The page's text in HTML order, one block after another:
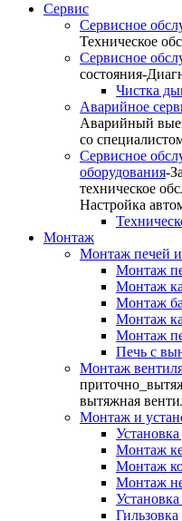
Сервис
Сервисное
Техническое
Сервисное
состояния-
Чистка
Аварийное
Аварийный
со
Сервисное
оборудования-
техническое
Настройка
Монтаж
Монтаж печей и
Монтаж
Монтаж
Монтаж
Монтаж
Монтаж
Печь с
Монтаж
вытяжная
Монтаж и
Монтаж
Монтаж
Монтаж